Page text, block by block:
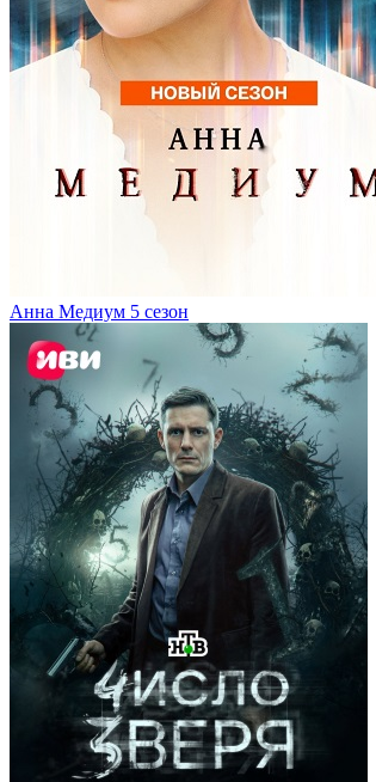
Анна Медиум 5 сезон